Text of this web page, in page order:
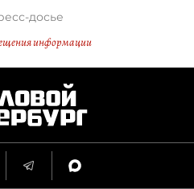
досье
информации